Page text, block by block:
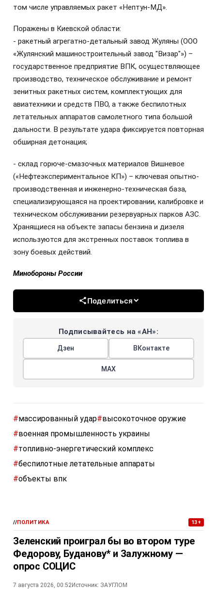
том числе управляемых ракет «Нептун-МД».
Поражены в Киевской области:
- ракетный агрегатно-детальный завод Жуляны (ООО
«Жулянский машиностроительный завод "Визар"») –
государственное предприятие ВПК, осуществляющее
производство, техническое обслуживание и ремонт
зенитных ракетных систем, комплектующих для
авиатехники и средств ПВО, а также беспилотных
летательных аппаратов самолетного типа большой
дальности. В результате удара фиксируется повторная
обширная детонация;
- склад горюче-смазочных материалов Вишневое
(«Нефтеэкспериментальное КП») – ключевая опытно-
производственная и инженерно-техническая база,
специализирующаяся на проектировании, калибровке и
техническом обслуживании резервуарных парков АЗС.
Хранящиеся на объекте запасы бензина и дизеля
используются для экстренных поставок топлива в
зону боевых действий.
Минобороны России
Поделиться
Подписывайтесь на «АН»:
Дзен ВКонтакте
МАХ
#массированный удар#высокоточное оружие
#военная промышленность украины
#топливно-энергетический комплекс
#беспилотные летательные аппараты
#объекты впк
//ПОЛИТИКА 13+
Зеленский проиграл бы во втором туре
Федорову, Буданову* и Залужному —
опрос СОЦИС
7 августа 2026, 00:52Источник: ЗАУГЛОМ